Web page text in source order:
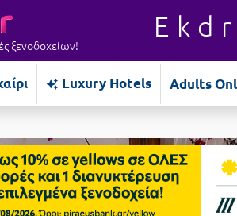
ξενοδοχείων!
Luxury Hotels Adults